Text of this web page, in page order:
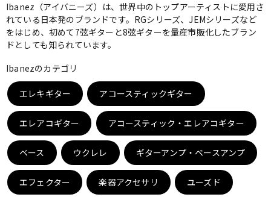
エレキギター アコギ/エレアコ
ドラム パーカッション
キーボード 電子ピアノ
Ibanez（アイバニーズ）は、世界中のトップアーティストに愛用さ
れている日本発のブランドです。RGシリーズ、JEMシリーズなど
をはじめ、初めて7弦ギターと8弦ギターを量産市販化したブラン
ドとしても知られています。
Ibanezのカテゴリ
エレキギター アコースティックギター
エレアコギター アコースティック・エレアコギター
ベース ウクレレ ギターアンプ・ベースアンプ
エフェクター 楽器アクセサリ ユーズド